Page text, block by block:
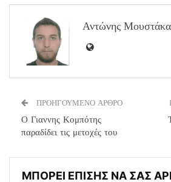
Αντώνης
ΠΡΟΗΓΟΥΜΕΝΟ ΑΡΘΡΟ
Ο Γιαννης Κομπότης
παραδίδει τις μετοχές του
ΜΠΟΡΕΙ ΕΠΙΣΗΣ ΝΑ ΣΑΣ